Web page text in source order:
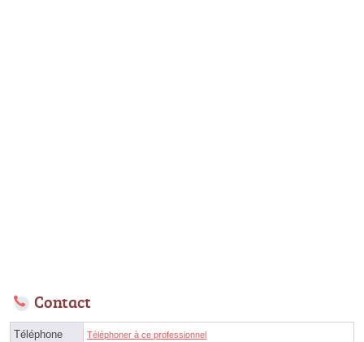
Contact
Téléphone Téléphoner à ce professionnel